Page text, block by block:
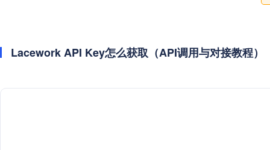
Lacework API Key怎么获取（API调用与对接教程）